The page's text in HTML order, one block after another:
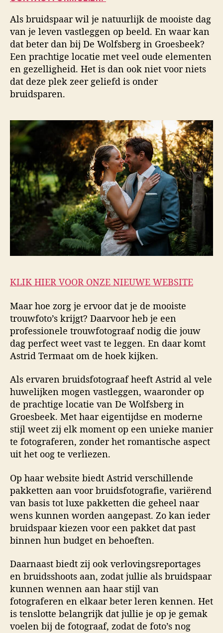
i
d
s
f
o
t
o
g
r
i
e
e
u
r
u
m
Als bruidspaar wil je natuurlijk de mooiste dag
van je leven vastleggen op beeld. En waar kan
dat beter dan bij De Wolfsberg in Groesbeek?
Een prachtige locatie met veel oude elementen
en gezelligheid. Het is dan ook niet voor niets
dat deze plek zeer geliefd is onder
bruidsparen.
KLIK HIER VOOR ONZE NIEUWE WEBSITE
Maar hoe zorg je ervoor dat je de mooiste
trouwfoto’s krijgt? Daarvoor heb je een
professionele trouwfotograaf nodig die jouw
dag perfect weet vast te leggen. En daar komt
Astrid Termaat om de hoek kijken.
Als ervaren bruidsfotograaf heeft Astrid al vele
huwelijken mogen vastleggen, waaronder op
de prachtige locatie van De Wolfsberg in
Groesbeek. Met haar eigentijdse en moderne
stijl weet zij elk moment op een unieke manier
te fotograferen, zonder het romantische aspect
uit het oog te verliezen.
Op haar website biedt Astrid verschillende
pakketten aan voor bruidsfotografie, variërend
van basis tot luxe pakketten die geheel naar
wens kunnen worden aangepast. Zo kan ieder
bruidspaar kiezen voor een pakket dat past
binnen hun budget en behoeften.
Daarnaast biedt zij ook verlovingsreportages
en bruidsshoots aan, zodat jullie als bruidspaar
kunnen wennen aan haar stijl van
fotograferen en elkaar beter leren kennen. Het
is tenslotte belangrijk dat jullie je op je gemak
voelen bij de fotograaf, zodat de foto’s nog